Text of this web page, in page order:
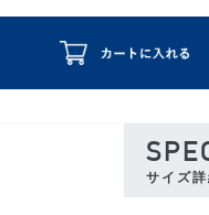
サイズ詳